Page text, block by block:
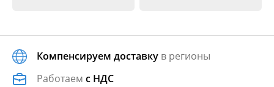
Компенсируем доставку в регионы
Работаем с НДС